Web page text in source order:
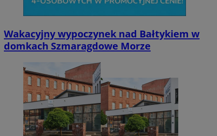
Wakacyjny wypoczynek nad Bałtykiem w
domkach Szmaragdowe Morze